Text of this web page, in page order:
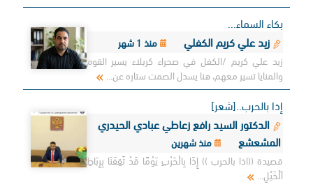
بكاء السماء...
زيد علي كريم الكفلي
منذ 1 شهر
زيد علي كريم /الكفل في صحراء كربلاء يسير القوم
والمنايا تسير معهم، هنا يسدل الصمت ستاره عن...
إذا بالحرب..[شعر]
الدكتور السيد رافع زعاطي عبادي الحيدري
المشعشع
منذ شهرين
قصيدة ((اذا بالحرب )) إِذَا بِالْحَرْبِ يَوْمًا قَدْ ثَقِفَنَا بِرِبَاطِ
اَلْخَيْلِ...